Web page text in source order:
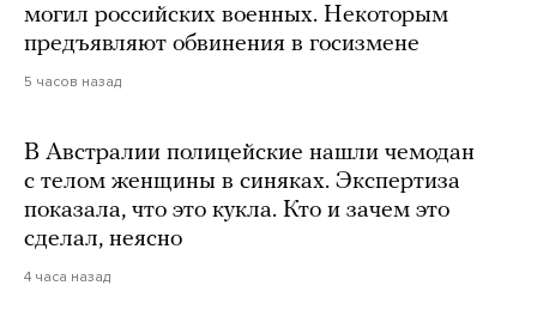
могил российских военных. Некоторым
предъявляют обвинения в госизмене
5 часов назад
В Австралии полицейские нашли чемодан
с телом женщины в синяках. Экспертиза
показала, что это кукла. Кто и зачем это
сделал, неясно
4 часа назад